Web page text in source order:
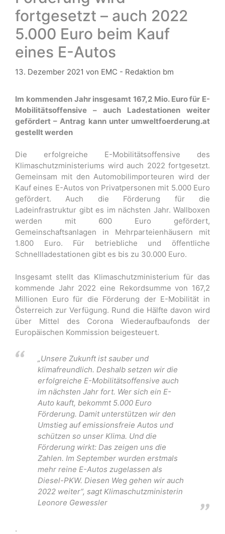
fortgesetzt – auch 2022
5.000 Euro beim Kauf
eines E-Autos
13. Dezember 2021 von EMC - Redaktion bm
Im kommenden Jahr insgesamt 167,2 Mio. Euro für E-
Mobilitätsoffensive – auch Ladestationen weiter
gefördert – Antrag kann unter umweltfoerderung.at
gestellt werden
Die erfolgreiche E-Mobilitätsoffensive des
Klimaschutzministeriums wird auch 2022 fortgesetzt.
Gemeinsam mit den Automobilimporteuren wird der
Kauf eines E-Autos von Privatpersonen mit 5.000 Euro
gefördert. Auch die Förderung für die
Ladeinfrastruktur gibt es im nächsten Jahr. Wallboxen
werden mit 600 Euro gefördert,
Gemeinschaftsanlagen in Mehrparteienhäusern mit
1.800 Euro. Für betriebliche und öffentliche
Schnellladestationen gibt es bis zu 30.000 Euro.
Insgesamt stellt das Klimaschutzministerium für das
kommende Jahr 2022 eine Rekordsumme von 167,2
Millionen Euro für die Förderung der E-Mobilität in
Österreich zur Verfügung. Rund die Hälfte davon wird
über Mittel des Corona Wiederaufbaufonds der
Europäischen Kommission beigesteuert.
„Unsere Zukunft ist sauber und
klimafreundlich. Deshalb setzen wir die
erfolgreiche E-Mobilitätsoffensive auch
im nächsten Jahr fort. Wer sich ein E-
Auto kauft, bekommt 5.000 Euro
Förderung. Damit unterstützen wir den
Umstieg auf emissionsfreie Autos und
schützen so unser Klima. Und die
Förderung wirkt: Das zeigen uns die
Zahlen. Im September wurden erstmals
mehr reine E-Autos zugelassen als
Diesel-PKW. Diesen Weg gehen wir auch
2022 weiter“, sagt Klimaschutzministerin
Leonore Gewessler
.